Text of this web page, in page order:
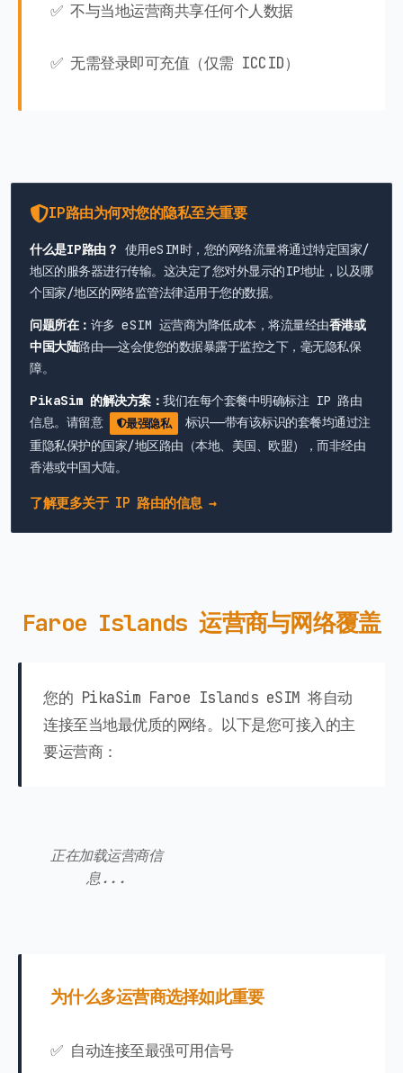
✅ 不与当地运营商共享任何个人数据
✅ 无需登录即可充值（仅需 ICCID）
IP路由为何对您的隐私至关重要
什么是IP路由？ 使用eSIM时，您的网络流量将通过特定国家/
地区的服务器进行传输。这决定了您对外显示的IP地址，以及哪
个国家/地区的网络监管法律适用于您的数据。
问题所在： 许多 eSIM 运营商为降低成本，将流量经由香港或
中国大陆路由——这会使您的数据暴露于监控之下，毫无隐私保
障。
PikaSim 的解决方案： 我们在每个套餐中明确标注 IP 路由
信息。请留意
最强隐私
标识——带有该标识的套餐均通过注
重隐私保护的国家/地区路由（本地、美国、欧盟），而非经由
香港或中国大陆。
了解更多关于 IP 路由的信息 →
Faroe Islands 运营商与网络覆盖
您的 PikaSim Faroe Islands eSIM 将自动
连接至当地最优质的网络。以下是您可接入的主
要运营商：
正在加载运营商信
息...
为什么多运营商选择如此重要
✅ 自动连接至最强可用信号